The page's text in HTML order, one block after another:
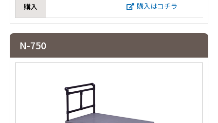
購入 購入はコチラ
N-750